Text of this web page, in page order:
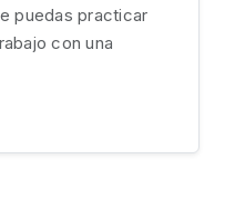
puedas practicar
con una